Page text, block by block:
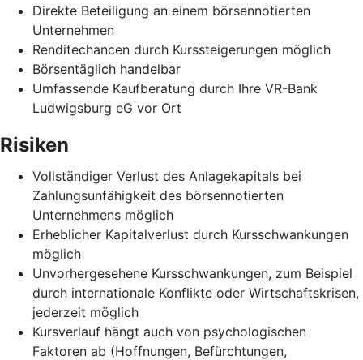
Direkte Beteiligung an einem börsennotierten
Unternehmen
Renditechancen durch Kurssteigerungen möglich
Börsentäglich handelbar
Umfassende Kaufberatung durch Ihre VR-Bank
Ludwigsburg eG vor Ort
Risiken
Vollständiger Verlust des Anlagekapitals bei
Zahlungsunfähigkeit des börsennotierten
Unternehmens möglich
Erheblicher Kapitalverlust durch Kursschwankungen
möglich
Unvorhergesehene Kursschwankungen, zum Beispiel
durch internationale Konflikte oder Wirtschaftskrisen,
jederzeit möglich
Kursverlauf hängt auch von psychologischen
Faktoren ab (Hoffnungen, Befürchtungen,